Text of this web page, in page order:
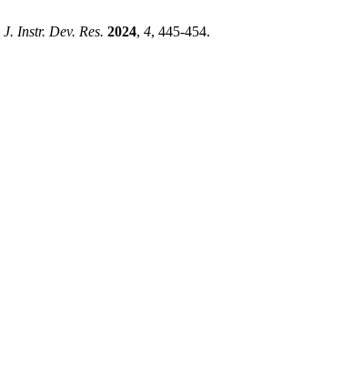
J. Instr. Dev. Res. 2024, 4, 445-454.